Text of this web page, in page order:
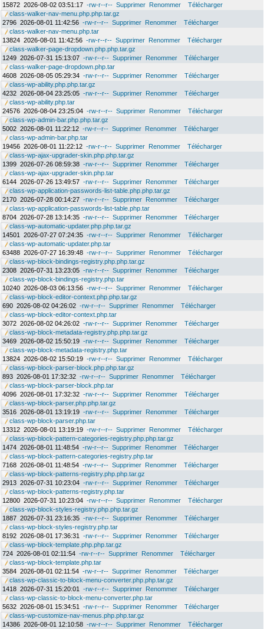
15872 2026-08-02 03:51:17 -rw-r--r-- Supprimer Renommer
Télécharger
class-walker-nav-menu.php.php.tar.gz
2796 2026-08-01 11:42:56 -rw-r--r-- Supprimer Renommer
Télécharger
class-walker-nav-menu.php.tar
13824 2026-08-01 11:42:56 -rw-r--r-- Supprimer Renommer
Télécharger
class-walker-page-dropdown.php.php.tar.gz
1249 2026-07-31 15:13:07 -rw-r--r-- Supprimer Renommer
Télécharger
class-walker-page-dropdown.php.tar
4608 2026-08-05 05:29:34 -rw-r--r-- Supprimer Renommer
Télécharger
class-wp-ability.php.php.tar.gz
4232 2026-08-04 23:25:05 -rw-r--r-- Supprimer Renommer
Télécharger
class-wp-ability.php.tar
24576 2026-08-04 23:25:04 -rw-r--r-- Supprimer Renommer
Télécharger
class-wp-admin-bar.php.php.tar.gz
5002 2026-08-01 11:22:12 -rw-r--r-- Supprimer Renommer
Télécharger
class-wp-admin-bar.php.tar
19456 2026-08-01 11:22:12 -rw-r--r-- Supprimer Renommer
Télécharger
class-wp-ajax-upgrader-skin.php.php.tar.gz
1399 2026-07-26 08:59:38 -rw-r--r-- Supprimer Renommer
Télécharger
class-wp-ajax-upgrader-skin.php.tar
6144 2026-07-26 13:49:57 -rw-r--r-- Supprimer Renommer
Télécharger
class-wp-application-passwords-list-table.php.php.tar.gz
2170 2026-07-28 00:14:27 -rw-r--r-- Supprimer Renommer
Télécharger
class-wp-application-passwords-list-table.php.tar
8704 2026-07-28 13:14:35 -rw-r--r-- Supprimer Renommer
Télécharger
class-wp-automatic-updater.php.php.tar.gz
14501
2026-07-27 07:24:35 -rw-r--r-- Supprimer Renommer
Télécharger
class-wp-automatic-updater.php.tar
63488 2026-07-27 16:39:48 -rw-r--r-- Supprimer Renommer
Télécharger
class-wp-block-bindings-registry.php.php.tar.gz
2308 2026-07-31 13:23:05 -rw-r--r-- Supprimer Renommer
Télécharger
class-wp-block-bindings-registry.php.tar
10240 2026-08-03 06:13:56 -rw-r--r-- Supprimer Renommer
Télécharger
class-wp-block-editor-context.php.php.tar.gz
690 2026-08-02 04:26:02 -rw-r--r-- Supprimer Renommer
Télécharger
class-wp-block-editor-context.php.tar
3072 2026-08-02 04:26:02 -rw-r--r-- Supprimer Renommer
Télécharger
class-wp-block-metadata-registry.php.php.tar.gz
3469 2026-08-02 15:50:19 -rw-r--r-- Supprimer Renommer
Télécharger
class-wp-block-metadata-registry.php.tar
13824 2026-08-02 15:50:19 -rw-r--r-- Supprimer Renommer
Télécharger
class-wp-block-parser-block.php.php.tar.gz
893 2026-08-01 17:32:32 -rw-r--r-- Supprimer Renommer
Télécharger
class-wp-block-parser-block.php.tar
4096 2026-08-01 17:32:32 -rw-r--r-- Supprimer Renommer
Télécharger
class-wp-block-parser.php.php.tar.gz
3516 2026-08-01 13:19:19 -rw-r--r-- Supprimer Renommer
Télécharger
class-wp-block-parser.php.tar
13312 2026-08-01 13:19:19 -rw-r--r-- Supprimer Renommer
Télécharger
class-wp-block-pattern-categories-registry.php.php.tar.gz
1474 2026-08-01 11:48:54 -rw-r--r-- Supprimer Renommer
Télécharger
class-wp-block-pattern-categories-registry.php.tar
7168 2026-08-01 11:48:54 -rw-r--r-- Supprimer Renommer
Télécharger
class-wp-block-patterns-registry.php.php.tar.gz
2913 2026-07-31 10:23:04 -rw-r--r-- Supprimer Renommer
Télécharger
class-wp-block-patterns-registry.php.tar
12800 2026-07-31 10:23:04 -rw-r--r-- Supprimer Renommer
Télécharger
class-wp-block-styles-registry.php.php.tar.gz
1887 2026-07-31 23:16:35 -rw-r--r-- Supprimer Renommer
Télécharger
class-wp-block-styles-registry.php.tar
8192 2026-08-01 17:36:31 -rw-r--r-- Supprimer Renommer
Télécharger
class-wp-block-template.php.php.tar.gz
724 2026-08-01 02:11:54 -rw-r--r-- Supprimer Renommer
Télécharger
class-wp-block-template.php.tar
3584 2026-08-01 02:11:54 -rw-r--r-- Supprimer Renommer
Télécharger
class-wp-classic-to-block-menu-converter.php.php.tar.gz
1418 2026-07-31 15:20:01 -rw-r--r-- Supprimer Renommer
Télécharger
class-wp-classic-to-block-menu-converter.php.tar
5632 2026-08-01 15:34:51 -rw-r--r-- Supprimer Renommer
Télécharger
class-wp-customize-nav-menus.php.php.tar.gz
14386 2026-08-01 12:10:58 -rw-r--r-- Supprimer Renommer
Télécharger